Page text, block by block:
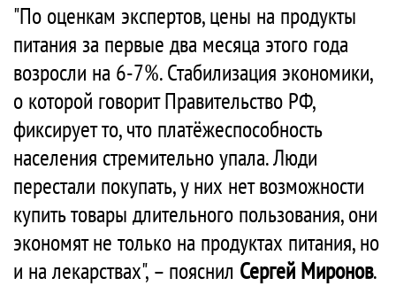
"По оценкам экспертов, цены на продукты
питания за первые два месяца этого года
возросли на 6-7%. Стабилизация экономики,
о которой говорит Правительство РФ,
фиксирует то, что платёжеспособность
населения стремительно упала. Люди
перестали покупать, у них нет возможности
купить товары длительного пользования, они
экономят не только на продуктах питания, но
и на лекарствах", – пояснил Сергей Миронов.